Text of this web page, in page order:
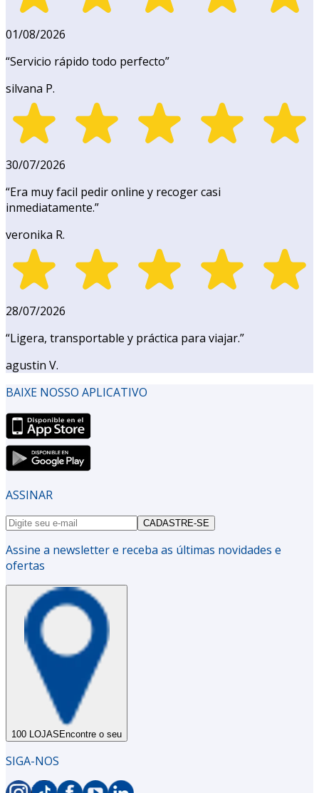
01/08/2026
“Servicio rápido todo perfecto”
silvana P.
30/07/2026
“Era muy facil pedir online y recoger casi
inmediatamente.”
veronika R.
28/07/2026
“Ligera, transportable y práctica para viajar.”
agustin V.
BAIXE NOSSO APLICATIVO
ASSINAR
CADASTRE-SE
Assine a newsletter e receba as últimas novidades e
ofertas
100 LOJAS Encontre o seu
SIGA-NOS